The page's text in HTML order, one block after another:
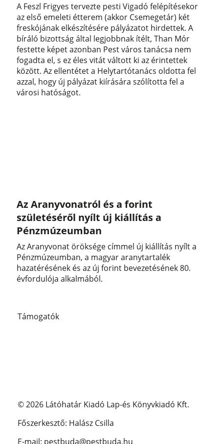
A Feszl Frigyes tervezte pesti Vigadó felépítésekor
az első emeleti étterem (akkor Csemegetár) két
freskójának elkészítésére pályázatot hirdettek. A
bíráló bizottság által legjobbnak ítélt, Than Mór
festette képet azonban Pest város tanácsa nem
fogadta el, s ez éles vitát váltott ki az érintettek
között. Az ellentétet a Helytartótanács oldotta fel
azzal, hogy új pályázat kiírására szólította fel a
városi hatóságot.
Az Aranyvonatról és a forint
születéséről nyílt új kiállítás a
Pénzmúzeumban
Az Aranyvonat öröksége címmel új kiállítás nyílt a
Pénzmúzeumban, a magyar aranytartalék
hazatérésének és az új forint bevezetésének 80.
évfordulója alkalmából.
Támogatók
© 2026 Látóhatár Kiadó Lap-és Könyvkiadó Kft.
Főszerkesztő: Halász Csilla
E-mail: pestbuda@pestbuda.hu